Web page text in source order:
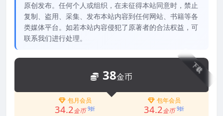
原创发布。任何个人或组织，在未征得本站同意时，禁止
复制、盗用、采集、发布本站内容到任何网站、书籍等各
类媒体平台。如若本站内容侵犯了原著者的合法权益，可
联系我们进行处理。
下载
38金币
包月会员
34.2金币 9折
包年会员
34.2金币 9折